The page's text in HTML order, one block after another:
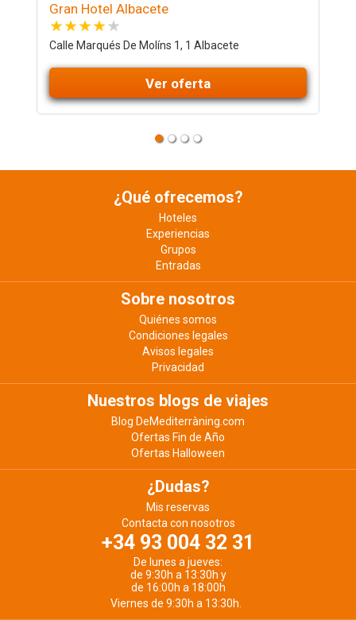
Gran Hotel Albacete
Calle Marqués De Molíns 1, 1 Albacete
Ver oferta
¿Qué ofrecemos?
Hoteles
Experiencias
Grupos
Entradas
Sobre nosotros
Quiénes somos
Condiciones legales
Avisos legales
Privacidad
Nuestros blogs de viajes
Blog DeMediterràning.com
Ofertas Fin de Año
Ofertas Halloween
¿Dudas?
Mis reservas
Contacta con nosotros
+34 93 004 32 31
De lunes a jueves:
de 9:30h a 13:30h y
de 16:00h a 18:00h
Viernes de 9:30h a 13:30h.